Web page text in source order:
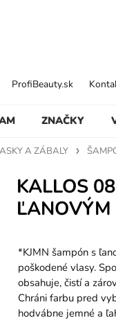
ZNAČKY
ProfiBeauty.sk
A ZÁBALY
KALLOS
*KJMN šampón s
poškodené vlasy.
obsahuje, čistí a
Chráni farbu pred
hodvábne jemné a